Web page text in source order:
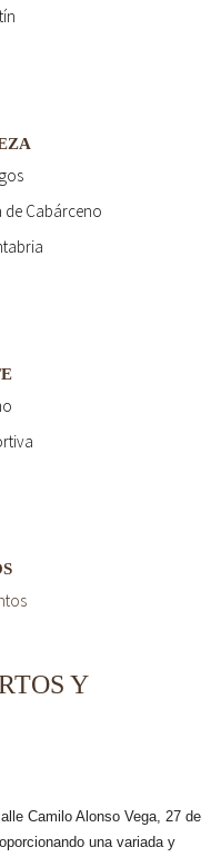
de Cabárceno
Y
Camilo Alonso Vega, 27 de
una variada y